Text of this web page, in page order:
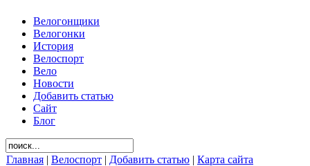
Велогонщики
Велогонки
История
Велоспорт
Вело
Новости
Добавить статью
Сайт
Блог
Главная | Велоспорт | Добавить статью | Карта сайта